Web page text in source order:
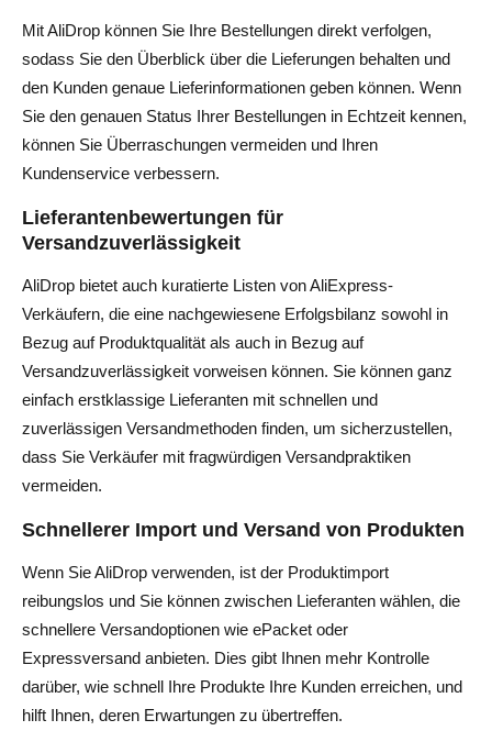
Mit AliDrop können Sie Ihre Bestellungen direkt verfolgen,
sodass Sie den Überblick über die Lieferungen behalten und
den Kunden genaue Lieferinformationen geben können. Wenn
Sie den genauen Status Ihrer Bestellungen in Echtzeit kennen,
können Sie Überraschungen vermeiden und Ihren
Kundenservice verbessern.
Lieferantenbewertungen für
Versandzuverlässigkeit
AliDrop bietet auch kuratierte Listen von AliExpress-
Verkäufern, die eine nachgewiesene Erfolgsbilanz sowohl in
Bezug auf Produktqualität als auch in Bezug auf
Versandzuverlässigkeit vorweisen können. Sie können ganz
einfach erstklassige Lieferanten mit schnellen und
zuverlässigen Versandmethoden finden, um sicherzustellen,
dass Sie Verkäufer mit fragwürdigen Versandpraktiken
vermeiden.
Schnellerer Import und Versand von Produkten
Wenn Sie AliDrop verwenden, ist der Produktimport
reibungslos und Sie können zwischen Lieferanten wählen, die
schnellere Versandoptionen wie ePacket oder
Expressversand anbieten. Dies gibt Ihnen mehr Kontrolle
darüber, wie schnell Ihre Produkte Ihre Kunden erreichen, und
hilft Ihnen, deren Erwartungen zu übertreffen.